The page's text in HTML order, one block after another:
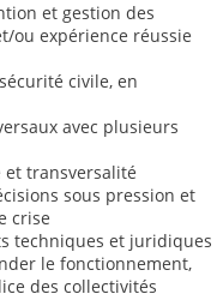
et gestion des
ou expérience réussie
civile, en
avec plusieurs
transversalité
sous pression et
crise
techniques et juridiques
le fonctionnement,
des collectivités